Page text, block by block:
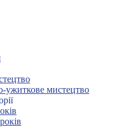
ужиткове мистецтво